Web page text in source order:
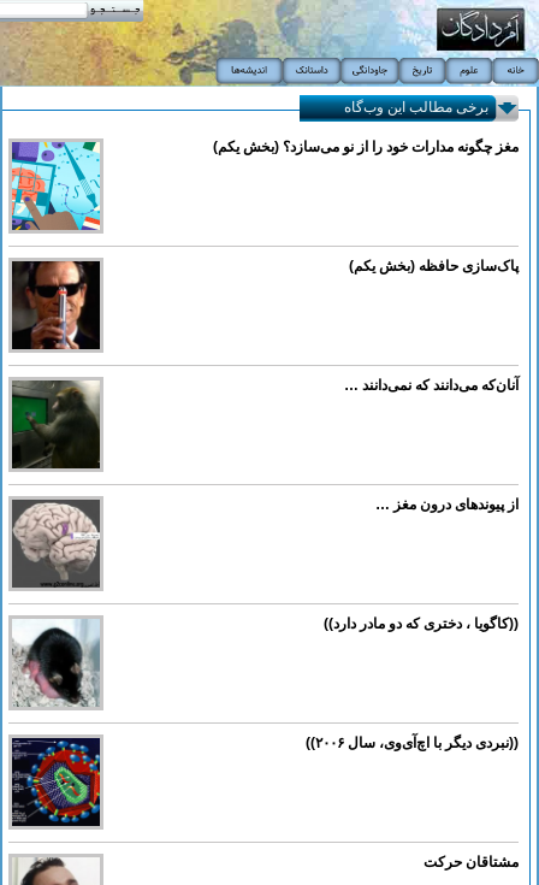
برخی مطالب این وب‌گاه
مغز چگونه مدارات خود را از نو می‌سازد؟ (بخش یکم)
پاک‌سازی حافظه (بخش یکم)
آنان‌که می‌دانند که نمی‌دانند …
از پیوندهای درون مغز …
((کاگویا ، دختری که دو مادر دارد))
((نبردی دیگر با اچ‌آی‌وی، سال ۲۰۰۶))
مشتاقان حرکت